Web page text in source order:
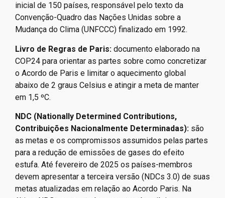
inicial de 150 países, responsável pelo texto da
Convenção-Quadro das Nações Unidas sobre a
Mudança do Clima (UNFCCC) finalizado em 1992.
Livro de Regras de Paris: documento elaborado na
COP24 para orientar as partes sobre como concretizar
o Acordo de Paris e limitar o aquecimento global
abaixo de 2 graus Celsius e atingir a meta de manter
em 1,5 ºC.
NDC (Nationally Determined Contributions,
Contribuições Nacionalmente Determinadas): são
as metas e os compromissos assumidos pelas partes
para a redução de emissões de gases do efeito
estufa. Até fevereiro de 2025 os países-membros
devem apresentar a terceira versão (NDCs 3.0) de suas
metas atualizadas em relação ao Acordo Paris. Na